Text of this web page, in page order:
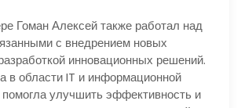
Гоман Алексей также работал над
с внедрением новых
инновационных решений.
в области IT и информационной
помогла улучшить эффективность и